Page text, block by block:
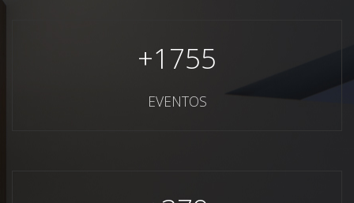
+1755
EVENTOS